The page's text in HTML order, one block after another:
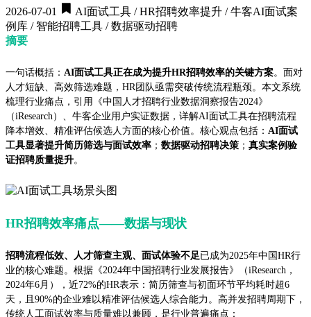
2026-07-01
AI面试工具 / HR招聘效率提升 / 牛客AI面试案
例库 / 智能招聘工具 / 数据驱动招聘
摘要
一句话概括： AI面试工具正在成为提升HR招聘效率的关键方案。面对
人才短缺、高效筛选难题，HR团队亟需突破传统流程瓶颈。本文系统
梳理行业痛点，引用《中国人才招聘行业数据洞察报告2024》
（iResearch）、牛客企业用户实证数据，详解AI面试工具在招聘流程
降本增效、精准评估候选人方面的核心价值。核心观点包括： AI面试
工具显著提升简历筛选与面试效率 ； 数据驱动招聘决策 ； 真实案例验
证招聘质量提升。
HR招聘效率痛点——数据与现状
招聘流程低效、人才筛查主观、面试体验不足已成为2025年中国HR行
业的核心难题。根据《2024年中国招聘行业发展报告》（iResearch，
2024年6月），近72%的HR表示：简历筛查与初面环节平均耗时超6
天，且90%的企业难以精准评估候选人综合能力。高并发招聘周期下，
传统人工面试效率与质量难以兼顾，是行业普遍痛点：